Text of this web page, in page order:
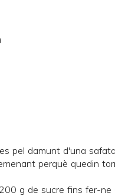
pel damunt d'una
perquè quedin
g de sucre fins fer-ne